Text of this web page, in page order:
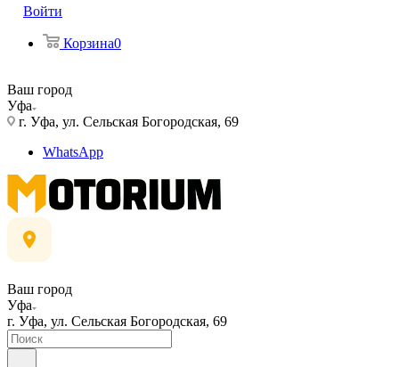
Войти
Корзина0
Ваш город
Уфа
г. Уфа, ул. Сельская Богородская, 69
WhatsApp
Ваш город
Уфа
г. Уфа, ул. Сельская Богородская, 69